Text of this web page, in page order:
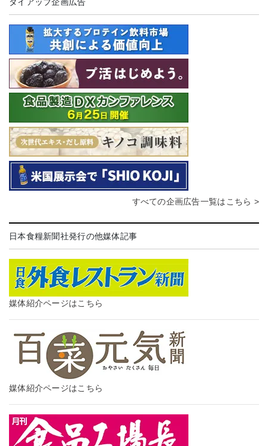
すべての企画広告一覧はこちら >
日本食糧新聞社発行の他媒体記事
媒体紹介ページはこちら
媒体紹介ページはこちら